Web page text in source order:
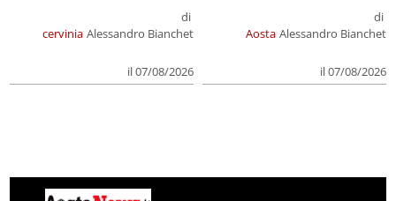
cervinia
di
Alessandro Bianchet
il 07/08/2026
Aosta
di
Alessandro Bianchet
il 07/08/2026